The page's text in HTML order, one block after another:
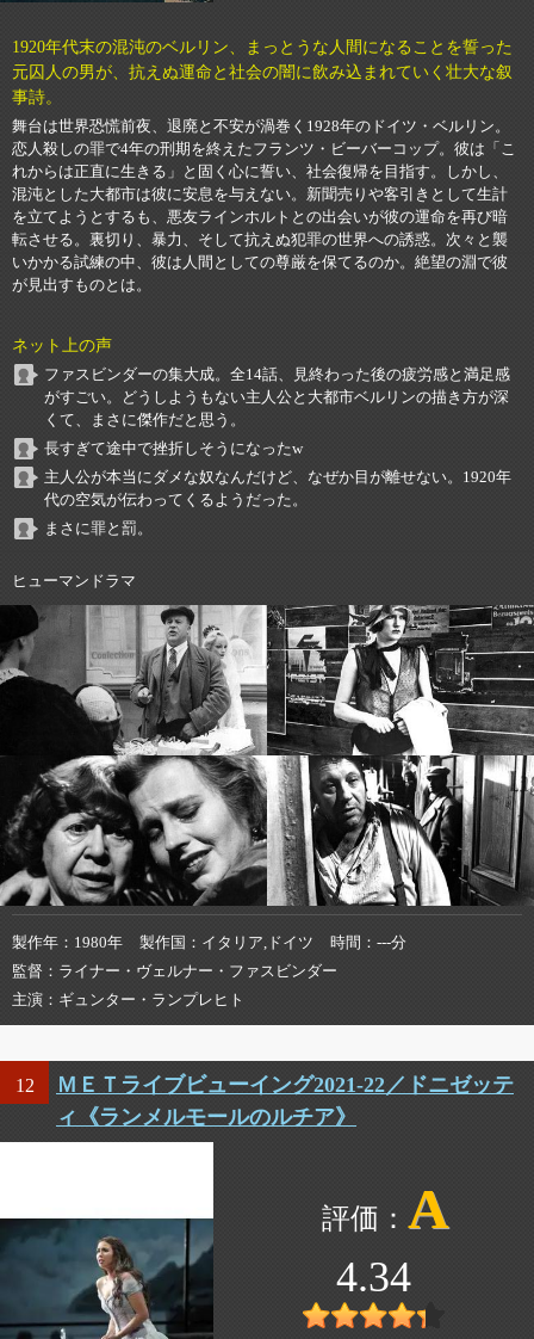
1920年代末の混沌のベルリン、まっとうな人間になることを誓った
元囚人の男が、抗えぬ運命と社会の闇に飲み込まれていく壮大な叙
事詩。
舞台は世界恐慌前夜、退廃と不安が渦巻く1928年のドイツ・ベルリン。
恋人殺しの罪で4年の刑期を終えたフランツ・ビーバーコップ。彼は「こ
れからは正直に生きる」と固く心に誓い、社会復帰を目指す。しかし、
混沌とした大都市は彼に安息を与えない。新聞売りや客引きとして生計
を立てようとするも、悪友ラインホルトとの出会いが彼の運命を再び暗
転させる。裏切り、暴力、そして抗えぬ犯罪の世界への誘惑。次々と襲
いかかる試練の中、彼は人間としての尊厳を保てるのか。絶望の淵で彼
が見出すものとは。
ネット上の声
ファスビンダーの集大成。全14話、見終わった後の疲労感と満足感
がすごい。どうしようもない主人公と大都市ベルリンの描き方が深
くて、まさに傑作だと思う。
長すぎて途中で挫折しそうになったw
主人公が本当にダメな奴なんだけど、なぜか目が離せない。1920年
代の空気が伝わってくるようだった。
まさに罪と罰。
ヒューマンドラマ
製作年 1980年 製作国 イタリア,ドイツ 時間
---分
監督
ライナー・ヴェルナー・ファスビンダー
主演
ギュンター・ランプレヒト
12
ＭＥＴライブビューイング2021-22／ドニゼッテ
ィ《ランメルモールのルチア》
A
4.34